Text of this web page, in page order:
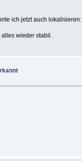
ich jetzt auch lokalisieren:
alles wieder stabil.